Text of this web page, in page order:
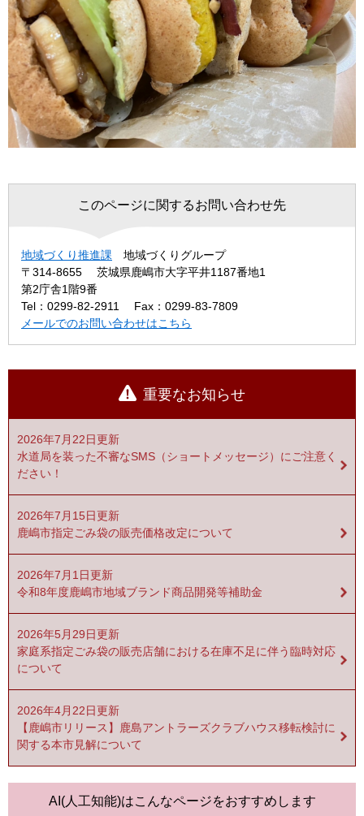
このページに関するお問い合わせ先
地域づくり推進課
地域づくりグループ
〒314-8655
茨城県鹿嶋市大字平井1187番地1
第2庁舎1階9番
Tel：0299-82-2911
Fax：0299-83-7809
メールでのお問い合わせはこちら
重要なお知らせ
2026年7月22日更新
水道局を装った不審なSMS（ショートメッセージ）にご注意く
ださい！
2026年7月15日更新
鹿嶋市指定ごみ袋の販売価格改定について
2026年7月1日更新
令和8年度鹿嶋市地域ブランド商品開発等補助金
2026年5月29日更新
家庭系指定ごみ袋の販売店舗における在庫不足に伴う臨時対応
について
2026年4月22日更新
【鹿嶋市リリース】鹿島アントラーズクラブハウス移転検討に
関する本市見解について
AI(人工知能)はこんなページをおすすめします